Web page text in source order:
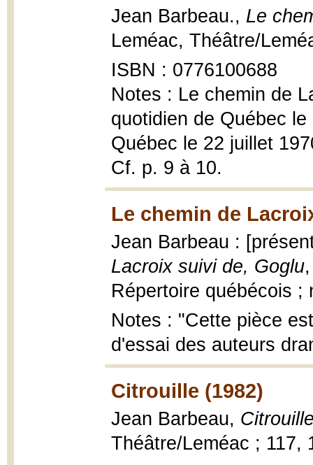
Jean Barbeau., Le
Leméac, Théâtre/
ISBN : 0776100688
Notes : Le chemin de
quotidien de Québec
Québec le 22 juillet
Cf. p. 9 à 10.
Le chemin de
Jean Barbeau :
Lacroix suivi de, Goglu
Répertoire québécois
Notes : "Cette pièce
d'essai des auteurs
Citrouille (1982)
Jean Barbeau,
Théâtre/Leméac ; 117,